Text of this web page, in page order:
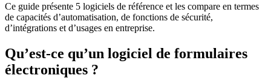
Ce guide présente 5 logiciels de référence et les compare en termes
de capacités d’automatisation, de fonctions de sécurité,
d’intégrations et d’usages en entreprise.
Qu’est-ce qu’un logiciel de formulaires
électroniques ?